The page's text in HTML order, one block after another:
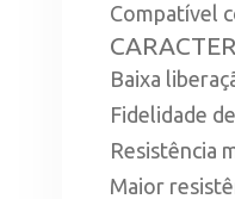
Compatível
Baixa
Fidelidade
Resistência
Maior